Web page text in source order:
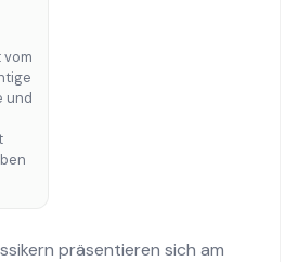
vom
und
präsentieren sich am